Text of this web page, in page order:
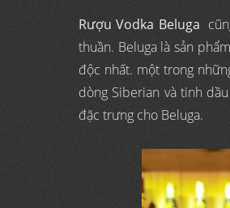
Rượu Vodka Beluga
thuần. Beluga là sản
độc nhất. một trong
dòng Siberian và tinh
đặc trưng cho Beluga.